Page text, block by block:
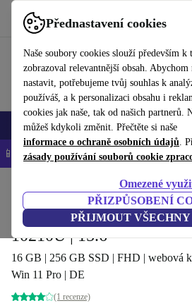
Přednastavení cookies
Naše soubory cookies slouží především k
zobrazoval relevantnější obsah. Abychom
nastavit, potřebujeme tvůj souhlas k
používáš, a k personalizaci obsahu i
cookies jak naše, tak od našich partnerů.
můžeš kdykoli změnit. Přečtěte si naše
informace o ochraně osobních údajů.
zásady používání souborů cookie
Omezené
PŘIZPŮSOBENÍ
PŘIJMOUT
Používejte refurbed rychle a snadno
Mobily a smartphony Notebooky Tablety
📱 -5 % NAVÍC na všechny iPhony –
Notebooky Notebooky Dell
Dell Latitude 15 5510 | i5-
10210U | 15.6"
16 GB | 256 GB SSD | FHD | webová
Win 11 Pro | DE
(1 recenze)